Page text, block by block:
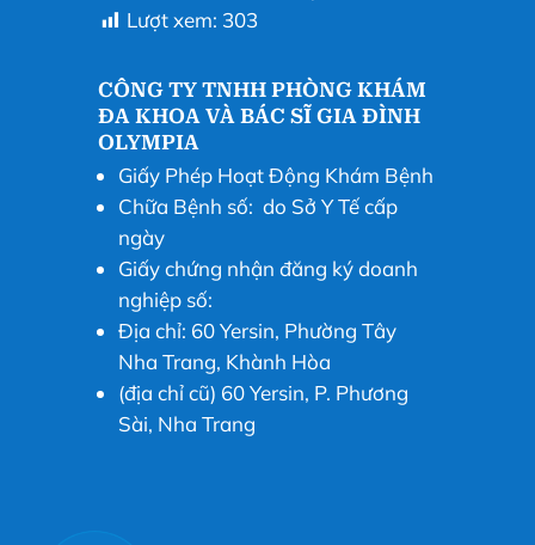
Lượt xem: 303
CÔNG TY TNHH PHÒNG KHÁM
ĐA KHOA VÀ BÁC SĨ GIA ĐÌNH
OLYMPIA
Giấy Phép Hoạt Động Khám Bệnh
Chữa Bệnh số: do Sở Y Tế cấp
ngày
Giấy chứng nhận đăng ký doanh
nghiệp số:
Địa chỉ: 60 Yersin, Phường Tây
Nha Trang, Khành Hòa
(địa chỉ cũ) 60 Yersin, P. Phương
Sài, Nha Trang